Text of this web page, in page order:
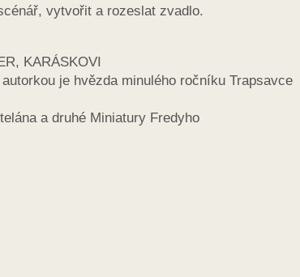
vytvořit a rozeslat zvadlo.
KARÁSKOVI
je hvězda minulého ročníku Trapsavce
a druhé Miniatury Fredyho